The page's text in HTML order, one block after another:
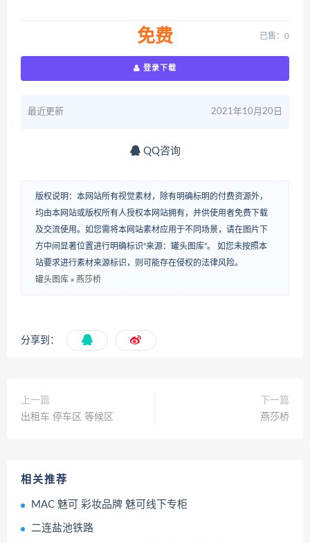
免费 已售：0
登录下载
最近更新 2021年10月20日
QQ咨询
版权说明：本网站所有视觉素材，除有明确标明的付费资源外，
均由本网站或版权所有人授权本网站拥有，并供使用者免费下载
及交流使用。如您需将本网站素材应用于不同场景，请在图片下
方中间显著位置进行明确标识“来源：罐头图库”。 如您未按照本
站要求进行素材来源标识，则可能存在侵权的法律风险。
罐头图库 » 燕莎桥
分享到：
上一篇
出租车 停车区 等候区
下一篇
燕莎桥
相关推荐
MAC 魅可 彩妆品牌 魅可线下专柜
二连盐池铁路